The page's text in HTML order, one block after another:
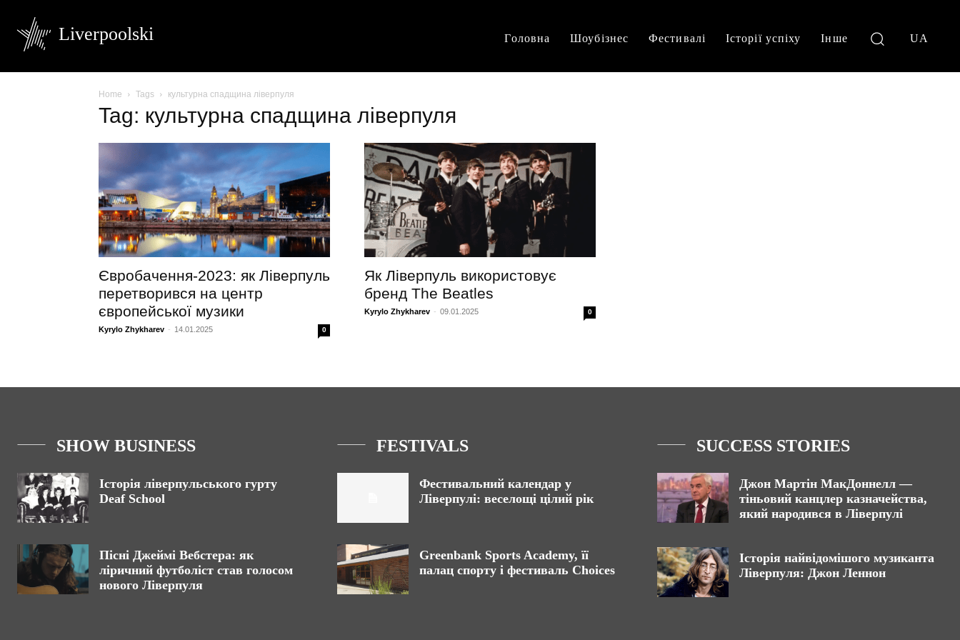
Liverpoolski Головна Шоубізнес Фестивалі Історії успіху Інше UA
Home Tags культурна спадщина ліверпуля
Tag: культурна спадщина ліверпуля
Євробачення-2023: як Ліверпуль
перетворився на центр
європейської музики
Kyrylo Zhykharev - 14.01.2025 0
Як Ліверпуль використовує
бренд The Beatles
Kyrylo Zhykharev - 09.01.2025 0
SHOW BUSINESS
Історія ліверпульського гурту
Deaf School
Пісні Джеймі Вебстера: як
ліричний футболіст став голосом
нового Ліверпуля
FESTIVALS
Фестивальний календар у
Ліверпулі: веселощі цілий рік
Greenbank Sports Academy, її
палац спорту і фестиваль Choices
SUCCESS STORIES
Джон Мартін МакДоннелл —
тіньовий канцлер казначейства,
який народився в Ліверпулі
Історія найвідомішого музиканта
Ліверпуля: Джон Леннон